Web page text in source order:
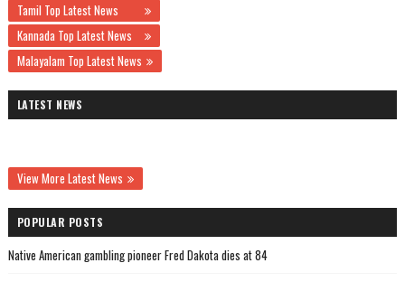
Tamil Top Latest News
Kannada Top Latest News
Malayalam Top Latest News
LATEST NEWS
View More Latest News
POPULAR POSTS
Native American gambling pioneer Fred Dakota dies at 84